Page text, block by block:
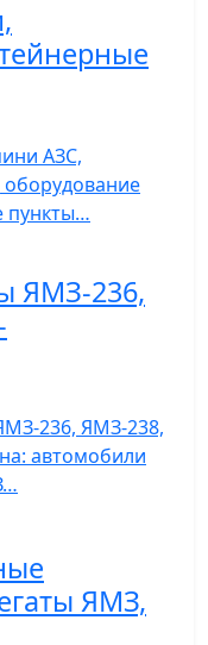
АЗС,
пункты…
ЯМЗ-236,
236, ЯМЗ-238,
автомобили
ЯМЗ,